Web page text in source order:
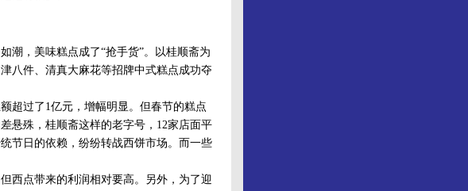
，美味糕点成了“抢手货”。以桂顺斋为
八件、清真大麻花等招牌中式糕点成功夺
过了1亿元，增幅明显。但春节的糕点
悬殊，桂顺斋这样的老字号，12家店面平
节日的依赖，纷纷转战西饼市场。而一些
点带来的利润相对要高。另外，为了迎